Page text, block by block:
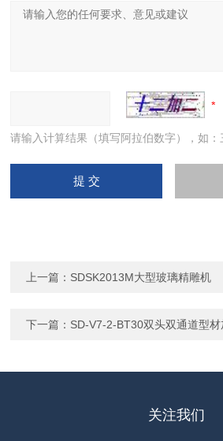
请输入计算结果（填写阿拉伯数字），如：
上一篇： SDSK2013M大型玻璃精雕机
下一篇： SD-V7-2-BT30双头双通道型材
关注我们